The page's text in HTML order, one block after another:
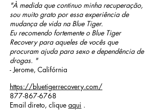
"À medida que continuo minha recuperação,
sou muito grato por essa experiência de
mudança de vida na Blue Tiger.
Eu recomendo fortemente o Blue Tiger
Recovery para aqueles de vocês que
procuram ajuda para sexo e dependência de
drogas. "
- Jerome, Califórnia
https://bluetigerrecovery.com/
877-867-6768
Email direto, clique aqui .